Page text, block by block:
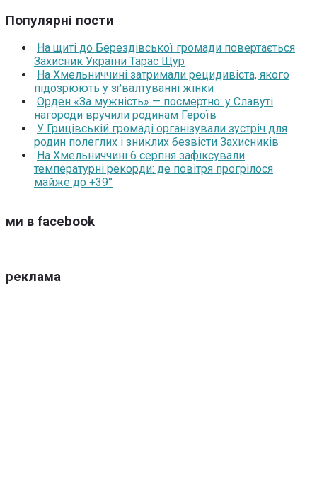
Популярні пости
На щиті до Берездівської громади повертається
Захисник України Тарас Щур
На Хмельниччині затримали рецидивіста, якого
підозрюють у зґвалтуванні жінки
Орден «За мужність» — посмертно: у Славуті
нагороди вручили родинам Героїв
У Грицівській громаді організували зустріч для
родин полеглих і зниклих безвісти Захисників
На Хмельниччині 6 серпня зафіксували
температурні рекорди: де повітря прогрілося
майже до +39°
ми в facebook
реклама